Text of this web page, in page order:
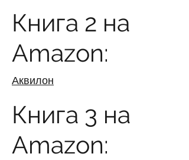
Книга 2 на
Amazon:
Аквилон
Книга 3 на
Amazon: